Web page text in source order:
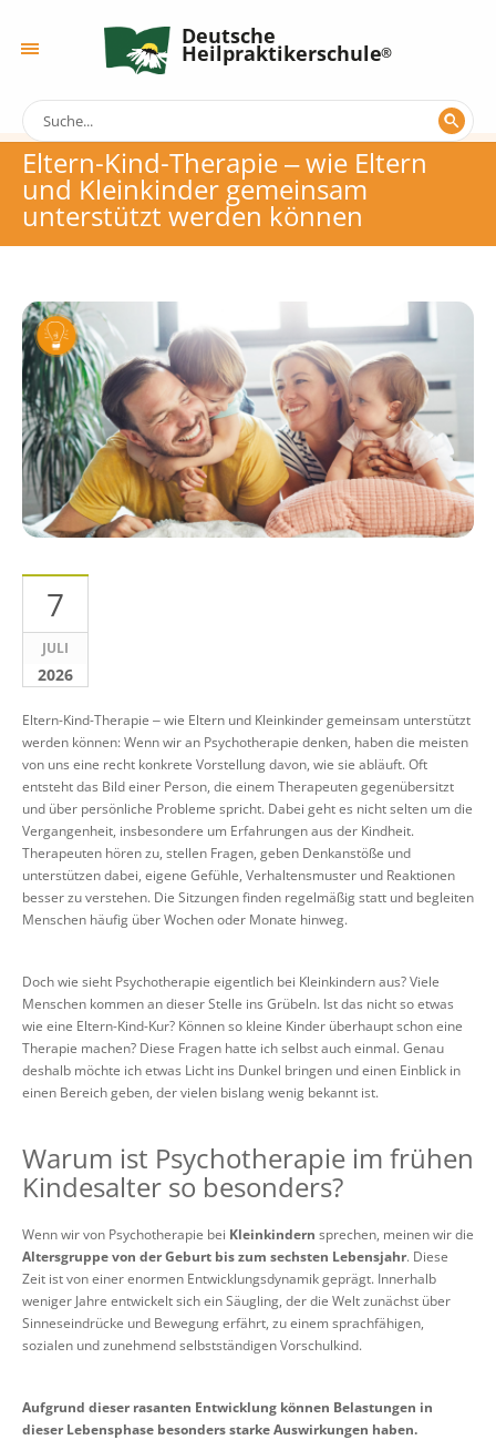
Deutsche
Heilpraktikerschule
Eltern-Kind-Therapie ‒ wie Eltern
und Kleinkinder gemeinsam
unterstützt werden können
7
JULI
2026
Eltern-Kind-Therapie ‒ wie Eltern und Kleinkinder gemeinsam unterstützt
werden können: Wenn wir an Psychotherapie denken, haben die meisten
von uns eine recht konkrete Vorstellung davon, wie sie abläuft. Oft
entsteht das Bild einer Person, die einem Therapeuten gegenübersitzt
und über persönliche Probleme spricht. Dabei geht es nicht selten um die
Vergangenheit, insbesondere um Erfahrungen aus der Kindheit.
Therapeuten hören zu, stellen Fragen, geben Denkanstöße und
unterstützen dabei, eigene Gefühle, Verhaltensmuster und Reaktionen
besser zu verstehen. Die Sitzungen finden regelmäßig statt und begleiten
Menschen häufig über Wochen oder Monate hinweg.
Doch wie sieht Psychotherapie eigentlich bei Kleinkindern aus? Viele
Menschen kommen an dieser Stelle ins Grübeln. Ist das nicht so etwas
wie eine Eltern-Kind-Kur? Können so kleine Kinder überhaupt schon eine
Therapie machen? Diese Fragen hatte ich selbst auch einmal. Genau
deshalb möchte ich etwas Licht ins Dunkel bringen und einen Einblick in
einen Bereich geben, der vielen bislang wenig bekannt ist.
Warum ist Psychotherapie im frühen
Kindesalter so besonders?
Wenn wir von Psychotherapie bei Kleinkindern sprechen, meinen wir die
Altersgruppe von der Geburt bis zum sechsten Lebensjahr. Diese
Zeit ist von einer enormen Entwicklungsdynamik geprägt. Innerhalb
weniger Jahre entwickelt sich ein Säugling, der die Welt zunächst über
Sinneseindrücke und Bewegung erfährt, zu einem sprachfähigen,
sozialen und zunehmend selbstständigen Vorschulkind.
Aufgrund dieser rasanten Entwicklung können Belastungen in
dieser Lebensphase besonders starke Auswirkungen haben.